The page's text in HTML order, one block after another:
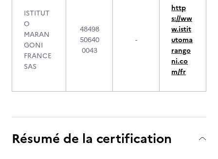
ISTITUT
O
MARAN
GONI
FRANCE
SAS
48498
50640
0043
-
http
s://ww
w.istit
utoma
rango
ni.co
m/fr
Résumé de la certification